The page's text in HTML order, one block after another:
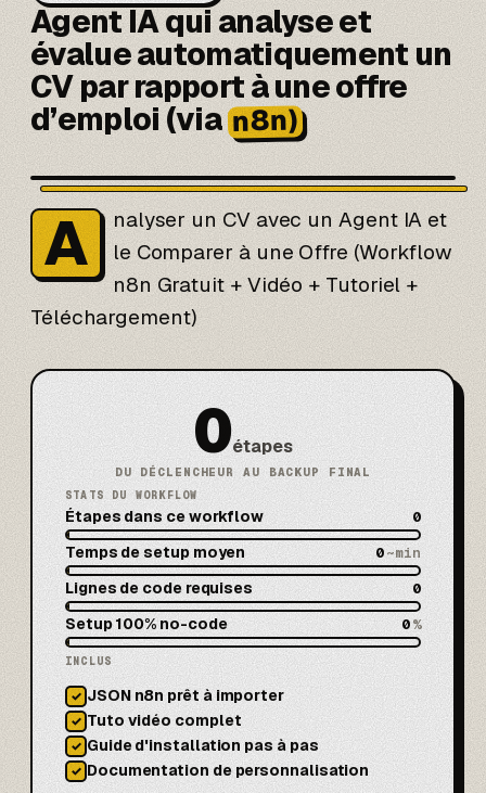
Agent IA qui analyse et
évalue automatiquement un
CV par rapport à une offre
d’emploi (vian8n)
A
nalyser un CV avec un Agent IA et
le Comparer à une Offre (Workflow
n8n Gratuit + Vidéo + Tutoriel +
Téléchargement)
0étapes
DU DÉCLENCHEUR AU BACKUP FINAL
STATS DU WORKFLOW
Étapes dans ce workflow 0
Temps de setup moyen 0~min
Lignes de code requises 0
Setup 100% no-code 0%
INCLUS
✓ JSON n8n prêt à importer
✓ Tuto vidéo complet
✓ Guide d'installation pas à pas
✓ Documentation de personnalisation